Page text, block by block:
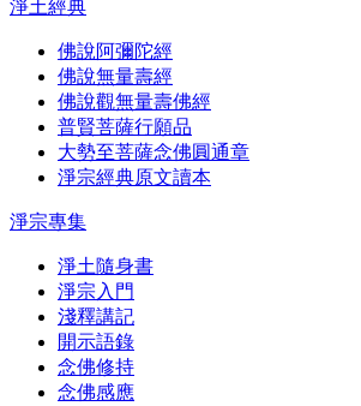
淨土經典
佛說阿彌陀經
佛說無量壽經
佛說觀無量壽佛經
普賢菩薩行願品
大勢至菩薩念佛圓通章
淨宗經典原文讀本
淨宗專集
淨土隨身書
淨宗入門
淺釋講記
開示語錄
念佛修持
念佛感應